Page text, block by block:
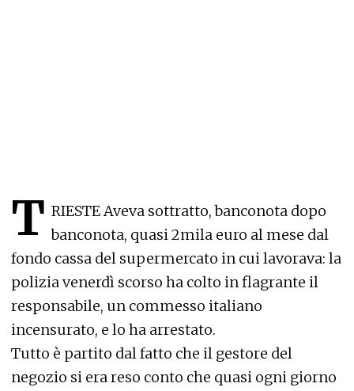
T RIESTE Aveva sottratto, banconota dopo
banconota, quasi 2mila euro al mese dal
fondo cassa del supermercato in cui lavorava: la
polizia venerdì scorso ha colto in flagrante il
responsabile, un commesso italiano
incensurato, e lo ha arrestato.
Tutto è partito dal fatto che il gestore del
negozio si era reso conto che quasi ogni giorno